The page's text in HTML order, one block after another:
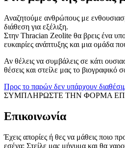
Αναζητούμε ανθρώπους με
διάθεση για εξέλιξη.
Στην Thracian Zeolite θα βρεις ένα
ευκαιρίες ανάπτυξης και μια ομάδα
Αν θέλεις να συμβάλεις σε κάτι
θέσεις και στείλε μας το βιογραφικό
Προς το παρών δεν υπάρχουν
ΣΥΜΠΛΗΡΩΣΤΕ ΤΗΝ ΦΟΡΜΑ
Επικοινωνία
Έχεις απορίες ή θες να μάθεις ποιο
εσένα; Στείλε μας μήνυμα και θα